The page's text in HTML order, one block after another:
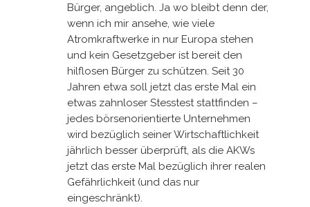
Bürger, angeblich. Ja wo bleibt denn der,
wenn ich mir ansehe, wie viele
Atromkraftwerke in nur Europa stehen
und kein Gesetzgeber ist bereit den
hilflosen Bürger zu schützen. Seit 30
Jahren etwa soll jetzt das erste Mal ein
etwas zahnloser Stesstest stattfinden –
jedes börsenorientierte Unternehmen
wird bezüglich seiner Wirtschaftlichkeit
jährlich besser überprüft, als die AKWs
jetzt das erste Mal bezüglich ihrer realen
Gefährlichkeit (und das nur
eingeschränkt).